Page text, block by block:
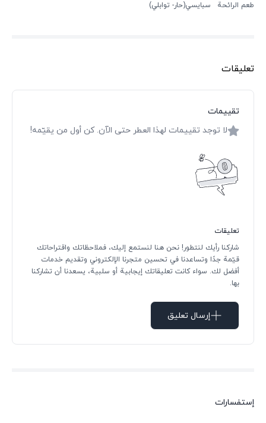
طعم الرائحة سبایسي(حار- توابلي)
تعليقات
تقييمات
لا توجد تقييمات لهذا العطر حتى الآن. كن أول من يقيّمه!
تعليقات
شاركنا رأيك لنتطور! نحن هنا لنستمع إليك، فملاحظاتك واقتراحاتك
قيّمة جدًا وتساعدنا في تحسين متجرنا الإلكتروني وتقديم خدمات
أفضل لك. سواء كانت تعليقاتك إيجابية أو سلبية، يسعدنا أن تشاركنا
بها.
إرسال تعليق
إستفسارات